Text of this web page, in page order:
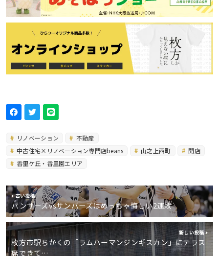
リノベーション
不動産
中古住宅×リノベーション専門店beans
山之上西町
開店
香里ケ丘・香里園エリア
古い投稿
パンサーズvsサンバーズはめっちゃ悔しい2連敗
新しい投稿
枚方市駅ちかくの「ラムハーマンジンギスカン」にテラス
席できて…